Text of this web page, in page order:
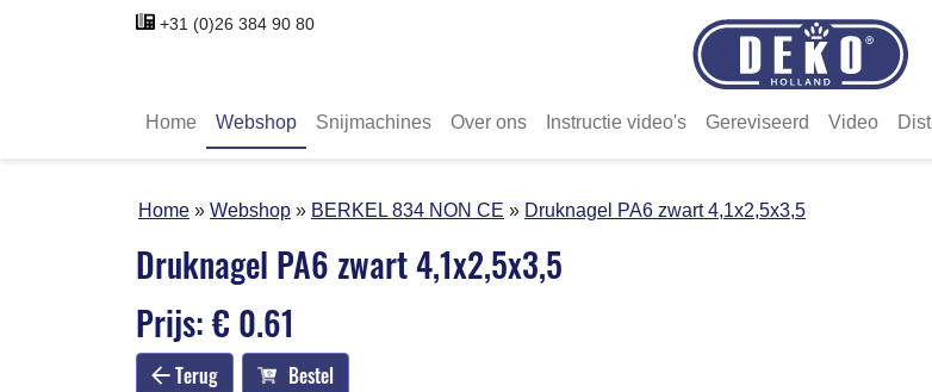
+31 (0)26 384 90 80
Home Webshop Snijmachines Over ons Instructie video's Gereviseerd Video
Home Webshop BERKEL 834 NON CE Druknagel PA6 zwart 4,1x2,5x3,5
Druknagel PA6 zwart 4,1x2,5x3,5
Prijs: € 0.61
Terug Bestel